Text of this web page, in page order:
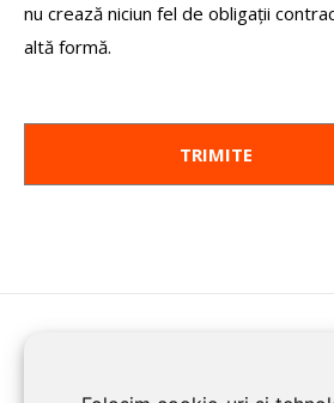
nu crează niciun fel de obligații
altă formă.